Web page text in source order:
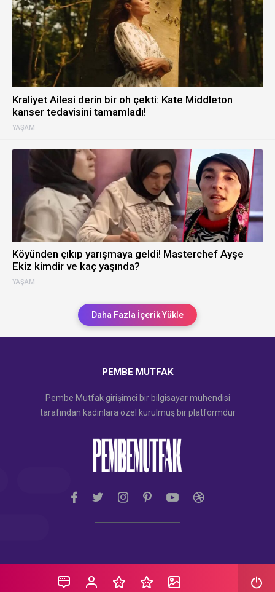
YAŞAM
Kraliyet Ailesi derin bir oh çekti: Kate Middleton
kanser tedavisini tamamladı!
YAŞAM
Köyünden çıkıp yarışmaya geldi! Masterchef Ayşe
Ekiz kimdir ve kaç yaşında?
Daha Fazla İçerik Yükle
PEMBE MUTFAK
Pembe Mutfak girişimci bir bilgisayar mühendisi
tarafından kadınlara özel kurulmuş bir platformdur